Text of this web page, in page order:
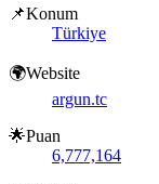
📌Konum
Türkiye
🌍Website
argun.tc
🌟Puan
6,777,164